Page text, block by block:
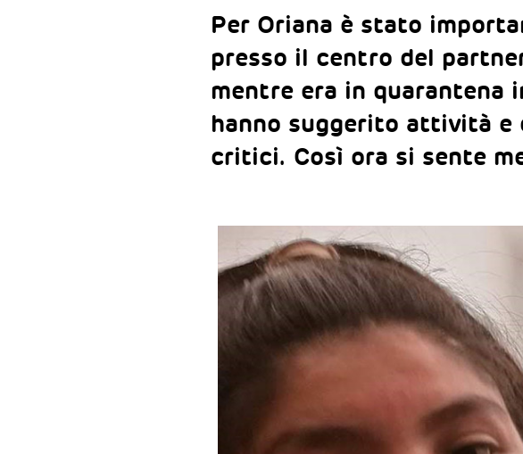
Per Oriana è stato
presso il centro del
mentre era in quarantena
hanno suggerito attività
critici. Così ora si sente